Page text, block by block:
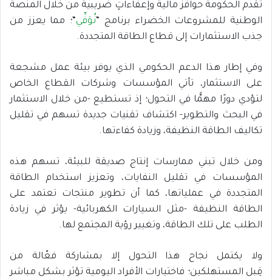
تُقدم الحكومة حوافزَ ماليةً وإعفاءاتٍ ضريبيةً من خلال المنصة
الوطنية للمشروعات الخضراء برنامج “ نُوَفِّي “؛ مما يعزز من
جذب الاستثمارات إلى قطاع الطاقة المتجددة.
وفي إطار هذا الدعم الحكومي الذي يوفر بيئة عمل مشجعة
على الاستثمار، تأتي المؤسسات وشركات القطاع الخاص
لتؤدي دورًا مهمًّا في التحول؛ إذ تستطيع -من خلال الاستثمار
في البحث والتطوير- اكتشاف تقنيات جديدة تسهم في تقليل
تكاليف الطاقة النظيفة، وزيادة كفاءتها.
ومن خلال تبني ممارسات إنتاج صديقة للبيئة، تسهم هذه
المؤسسات في تقليل النفايات، وتعزيز استخدام الطاقة
المتجددة في عملياتها، كما أن تطوير منتجات تعتمد على
الطاقة النظيفة -مثل السيارات الكهربائية- يؤثر في زيادة
الطلب على تلك الطاقة، وتغيير رؤية المجتمع لها.
ولا يكتمل نجاح هذا التحول إلا بمشاركة فعّالة من
قِبل المستهلكين؛ فاختيارات الأفراد اليومية تؤثر بشكل مباشر